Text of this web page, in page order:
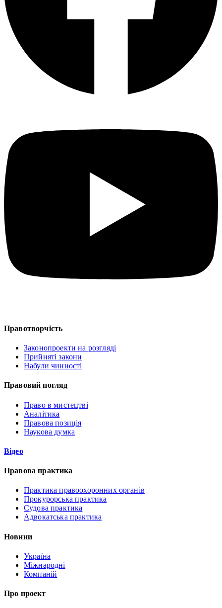
Правотворчість
Законопроекти на розгляді
Прийняті закони
Набули чинності
Правовий погляд
Право в мистецтві
Аналітика
Правова позиція
Наукова думка
Відео
Правова практика
Практика правоохоронних органів
Прокурорська практика
Судова практика
Адвокатська практика
Новини
Україна
Міжнародні
Компаній
Про проект